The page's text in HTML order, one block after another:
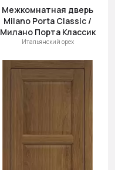
Межкомнатная дверь
Milano Porta Classic /
Милано Порта Классик
Итальянский орех